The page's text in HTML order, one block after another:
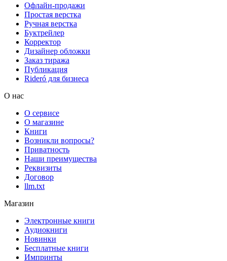
Офлайн-продажи
Простая верстка
Ручная верстка
Буктрейлер
Корректор
Дизайнер обложки
Заказ тиража
Публикация
Rideró для бизнеса
О нас
О сервисе
О магазине
Книги
Возникли вопросы?
Приватность
Наши преимущества
Реквизиты
Договор
llm.txt
Магазин
Электронные книги
Аудиокниги
Новинки
Бесплатные книги
Импринты